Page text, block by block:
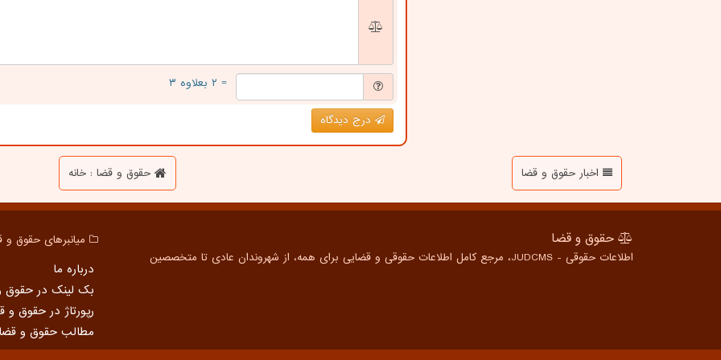
= ۲ بعلاوه ۳
درج دیدگاه
اخبار حقوق و قضا حقوق و قضا : خانه
حقوق و قضا
اطلاعات حقوقی - JUDCMS، مرجع کامل اطلاعات حقوقی و قضایی برای همه، از شهروندان عادی تا متخصصین
میانبرهای حقوق و
درباره ما
بک لینک در حقوق
رپورتاژ در حقوق و
مطالب حقوق و قضا